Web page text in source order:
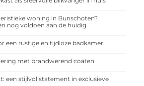
woning in Bunschoten?
nog voldoen aan de huidig
een rustige en tijdloze badkamer
met brandwerend coaten
een stijlvol statement in exclusieve